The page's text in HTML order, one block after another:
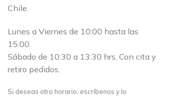
Chile.
Lunes a Viernes de 10:00 hasta las
15:00.
Sábado de 10:30 a 13:30 hrs, Con cita y
retiro pedidos.
Si deseas otro horario, escríbenos y lo